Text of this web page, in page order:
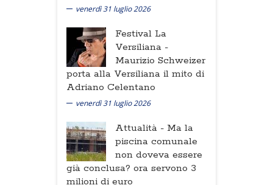
venerdì 31 luglio 2026
Festival La
Versiliana -
Maurizio Schweizer
porta alla Versiliana il mito di
Adriano Celentano
venerdì 31 luglio 2026
Attualità - Ma la
piscina comunale
non doveva essere
già conclusa? ora servono 3
milioni di euro